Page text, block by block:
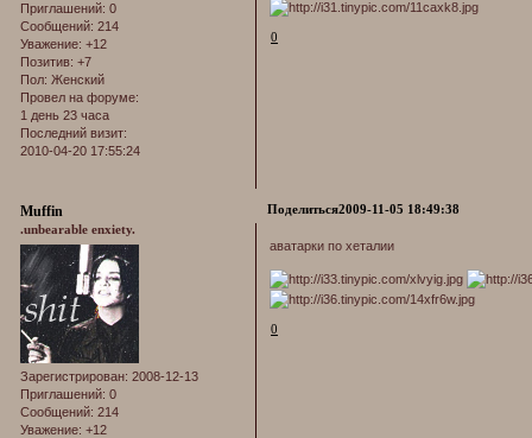
Приглашений: 0
Сообщений: 214
Уважение: +12
Позитив: +7
Пол: Женский
Провел на форуме:
1 день 23 часа
Последний визит:
2010-04-20 17:55:24
0
Поделиться2009-11-05 18:49:38
Muffin
.unbearable enxiety.
Зарегистрирован: 2008-12-13
Приглашений: 0
Сообщений: 214
Уважение: +12
аватарки по хеталии
0